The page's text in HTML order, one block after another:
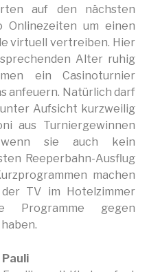
auf den nächsten
Onlinezeiten um einen
virtuell vertreiben. Hier
Alter ruhig
ein Casinoturnier
anfeuern. Natürlich darf
Aufsicht kurzweilig
aus Turniergewinnen
wenn sie auch kein
Reeperbahn-Ausflug
machen
TV im Hotelzimmer
gegen